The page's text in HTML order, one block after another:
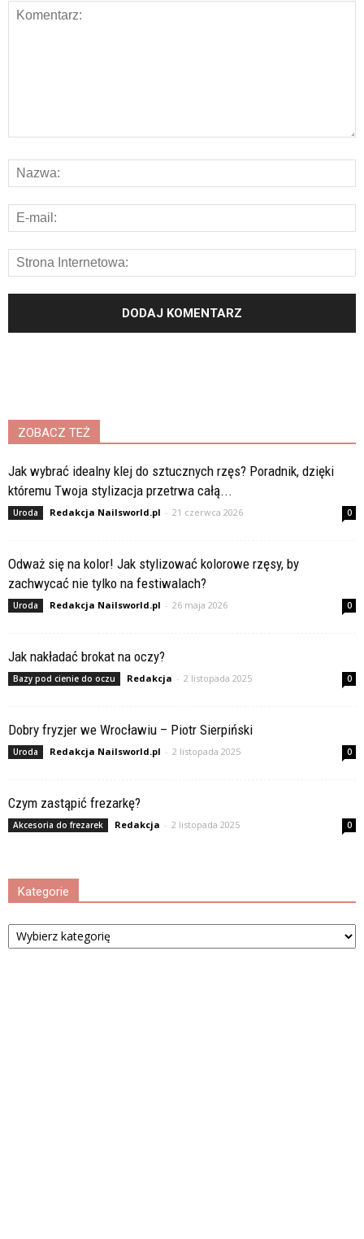
ZOBACZ TEŻ
Jak wybrać idealny klej do sztucznych rzęs? Poradnik, dzięki
któremu Twoja stylizacja przetrwa całą...
Uroda Redakcja Nailsworld.pl - 21 czerwca 2026 0
Odważ się na kolor! Jak stylizować kolorowe rzęsy, by
zachwycać nie tylko na festiwalach?
Uroda Redakcja Nailsworld.pl - 26 maja 2026 0
Jak nakładać brokat na oczy?
Bazy pod cienie do oczu Redakcja - 2 listopada 2025 0
Dobry fryzjer we Wrocławiu – Piotr Sierpiński
Uroda Redakcja Nailsworld.pl - 2 listopada 2025 0
Czym zastąpić frezarkę?
Akcesoria do frezarek Redakcja - 2 listopada 2025 0
Kategorie
Kategorie